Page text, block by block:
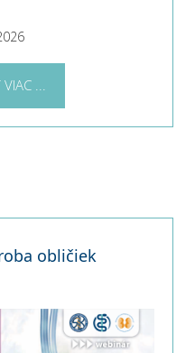
...
obličiek